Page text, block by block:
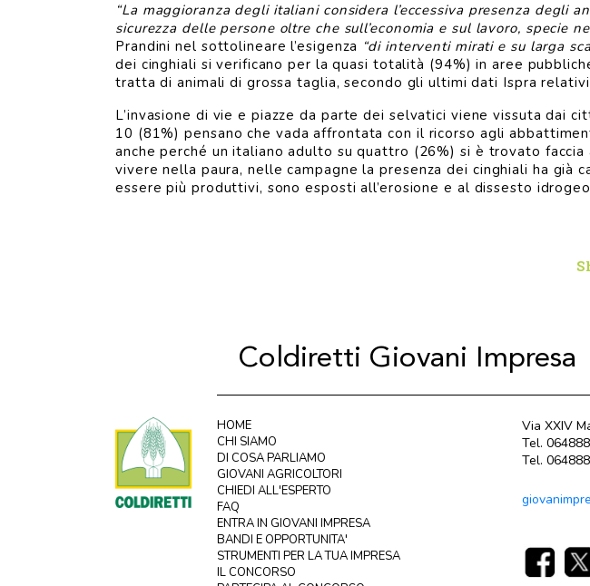
“La maggioranza degli italiani considera l’eccessiva presenza degli
sicurezza delle persone oltre che sull’economia e sul lavoro, specie
Prandini nel sottolineare l’esigenza “di interventi mirati e su larga
dei cinghiali si verificano per la quasi totalità (94%) in aree
tratta di animali di grossa taglia, secondo gli ultimi dati Ispra
L’invasione di vie e piazze da parte dei selvatici viene vissuta dai
10 (81%) pensano che vada affrontata con il ricorso agli
anche perché un italiano adulto su quattro (26%) si è trovato
vivere nella paura, nelle campagne la presenza dei cinghiali ha
essere più produttivi, sono esposti all’erosione e al dissesto
Coldiretti Giovani Impresa
HOME
CHI SIAMO
DI COSA PARLIAMO
GIOVANI AGRICOLTORI
CHIEDI ALL'ESPERTO
FAQ
ENTRA IN GIOVANI IMPRESA
BANDI E OPPORTUNITA'
STRUMENTI PER LA TUA IMPRESA
IL CONCORSO
Via XXIV
Tel.
Tel.